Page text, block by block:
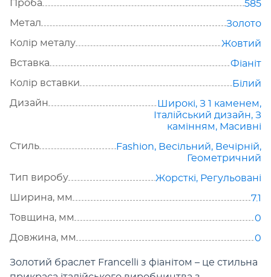
Проба
585
Метал
Золото
Колір металу
Жовтий
Вставка
Фіаніт
Колір вставки
Білий
Дизайн
Широкі, З 1 каменем,
Італійський дизайн, З
камінням, Масивні
Стиль
Fashion, Весільний, Вечірній,
Геометричний
Тип виробу
Жорсткі, Регульовані
Ширина, мм
7.1
Товщина, мм
0
Довжина, мм
0
Золотий браслет Francelli з фіанітом – це стильна